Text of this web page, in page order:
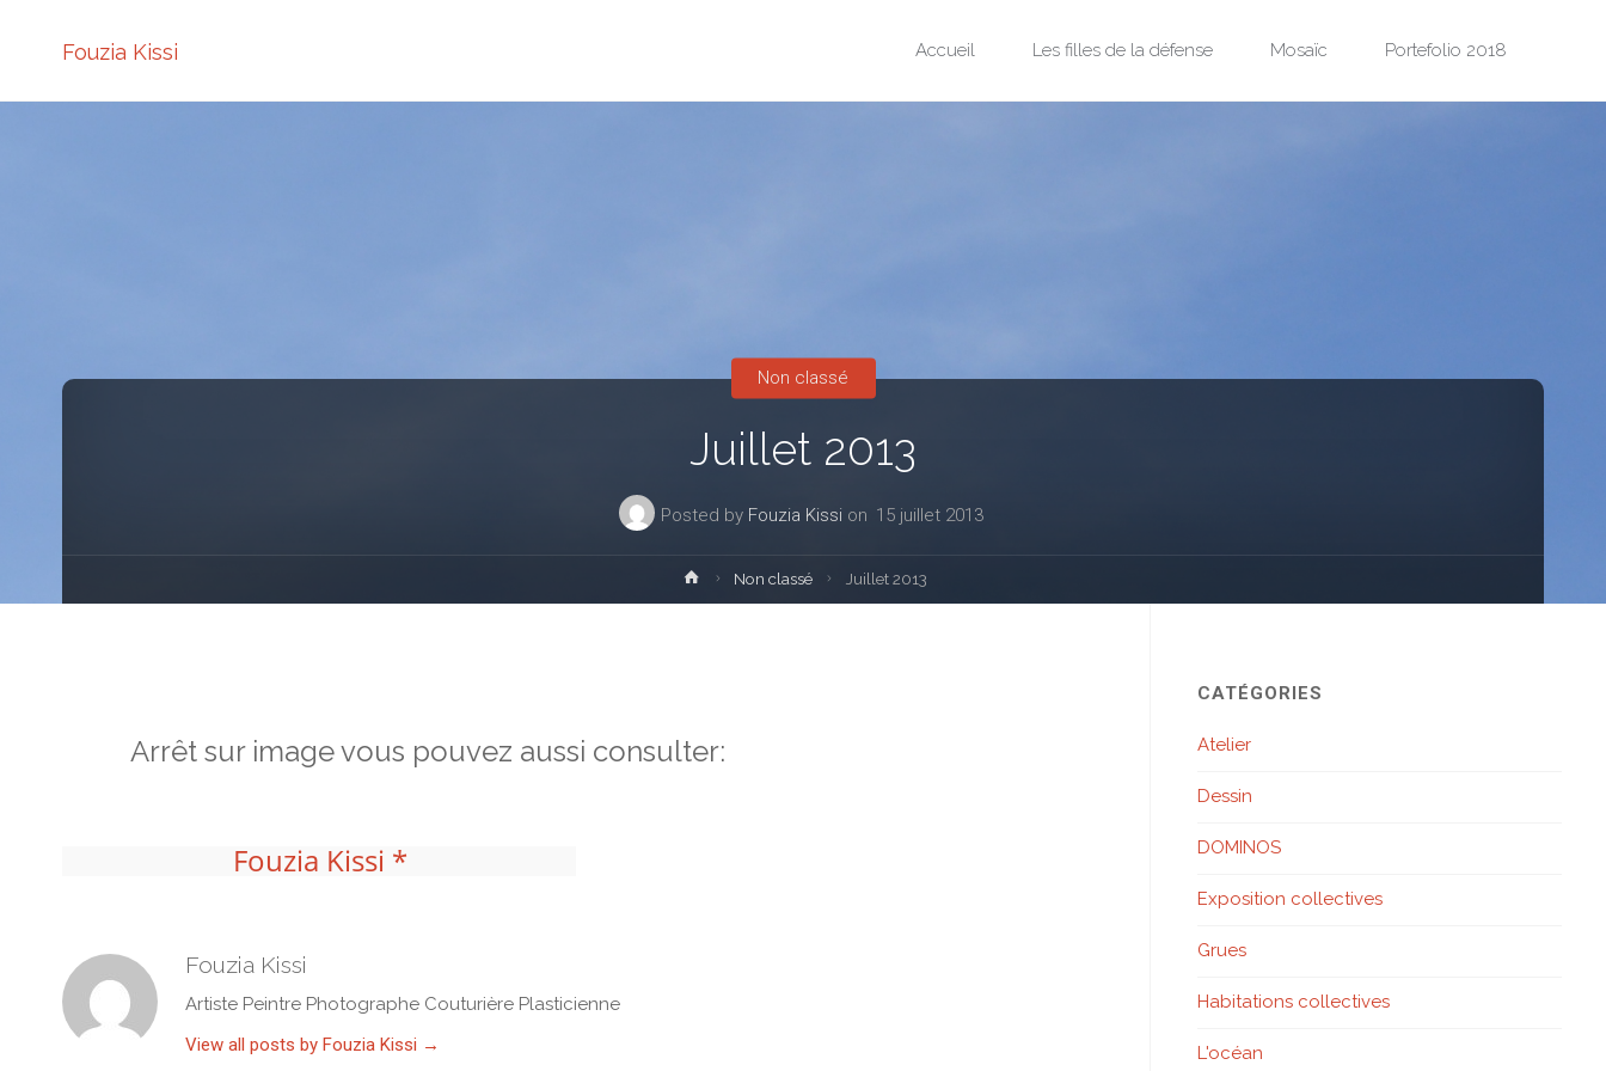
Fouzia Kissi Accueil Les filles de la défense Mosaïc Portefolio 2018
Juillet 2013
Posted by Fouzia Kissi on 15 juillet 2013
Non classé
HomeNon classé Juillet 2013
Arrêt sur image vous pouvez aussi consulter:
Fouzia Kissi *
Fouzia Kissi
Artiste Peintre Photographe Couturière Plasticienne
View all posts by Fouzia Kissi →
CATÉGORIES
Atelier
Dessin
DOMINOS
Exposition collectives
Grues
Habitations collectives
L'océan